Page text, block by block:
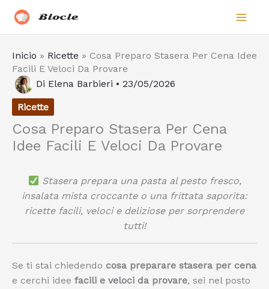
Biocle
Inicio » Ricette » Cosa Preparo Stasera Per Cena Idee
Facili E Veloci Da Provare
Di Elena Barbieri • 23/05/2026
Ricette
Cosa Preparo Stasera Per Cena
Idee Facili E Veloci Da Provare
Stasera prepara una pasta al pesto fresco,
insalata mista croccante o una frittata saporita:
ricette facili, veloci e deliziose per sorprendere
tutti!
Se ti stai chiedendo cosa preparare stasera per cena
e cerchi idee facili e veloci da provare, sei nel posto